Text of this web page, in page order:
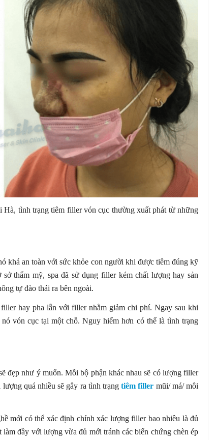
Hà, tình trạng tiêm filler vón cục thường xuất phát từ những
khá an toàn với sức khỏe con người khi được tiêm đúng kỹ
thẩm mỹ, spa đã sử dụng filler kém chất lượng hay sản
tự đào thải ra bên ngoài.
hay pha lẫn với filler nhằm giảm chi phí. Ngay sau khi
vón cục tại một chỗ. Nguy hiểm hơn có thể là tình trạng
đẹp như ý muốn. Mỗi bộ phận khác nhau sẽ có lượng filler
quá nhiều sẽ gây ra tình trạngtiêm filler mũi/ má/ môi
mới có thể xác định chính xác lượng filler bao nhiêu là đủ
đầy với lượng vừa đủ mới tránh các biến chứng chèn ép